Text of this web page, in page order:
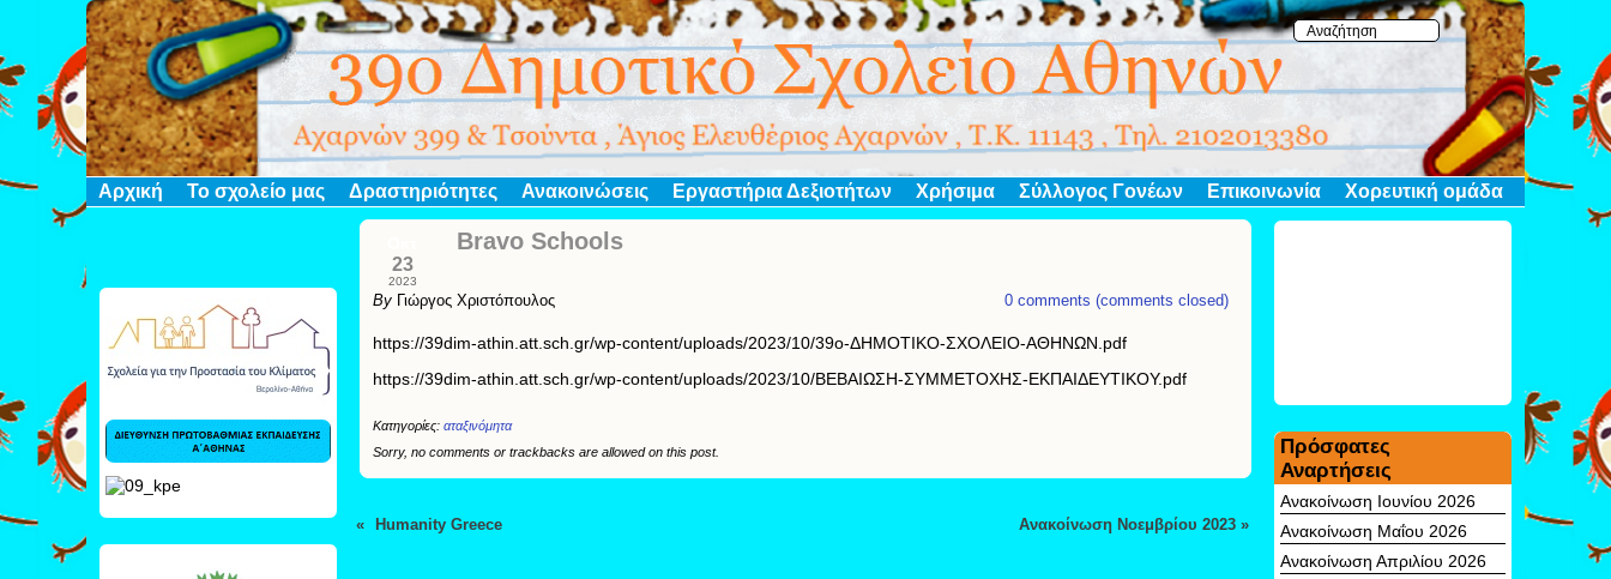
Αρχική Το σχολείο μας Δραστηριότητες Ανακοινώσεις Εργαστήρια Δεξιοτήτων Χρήσιμα Σύλλογος Γονέων Επικοινωνία Χορευτική ομάδα
23
2023
Bravo Schools
By Γιώργος Χριστόπουλος 0 comments (comments closed)
https://39dim-athin.att.sch.gr/wp-content/uploads/2023/10/39ο-ΔΗΜΟΤΙΚΟ-ΣΧΟΛΕΙΟ-ΑΘΗΝΩΝ.pdf
https://39dim-athin.att.sch.gr/wp-content/uploads/2023/10/ΒΕΒΑΙΩΣΗ-ΣΥΜΜΕΤΟΧΗΣ-ΕΚΠΑΙΔΕΥΤΙΚΟΥ.pdf
Κατηγορίες: αταξινόμητα
Sorry, no comments or trackbacks are allowed on this post.
« Humanity Greece Ανακοίνωση Νοεμβρίου 2023 »
Πρόσφατες
Αναρτήσεις
Ανακοίνωση Ιουνίου 2026
Ανακοίνωση Μαΐου 2026
Ανακοίνωση Απριλίου 2026